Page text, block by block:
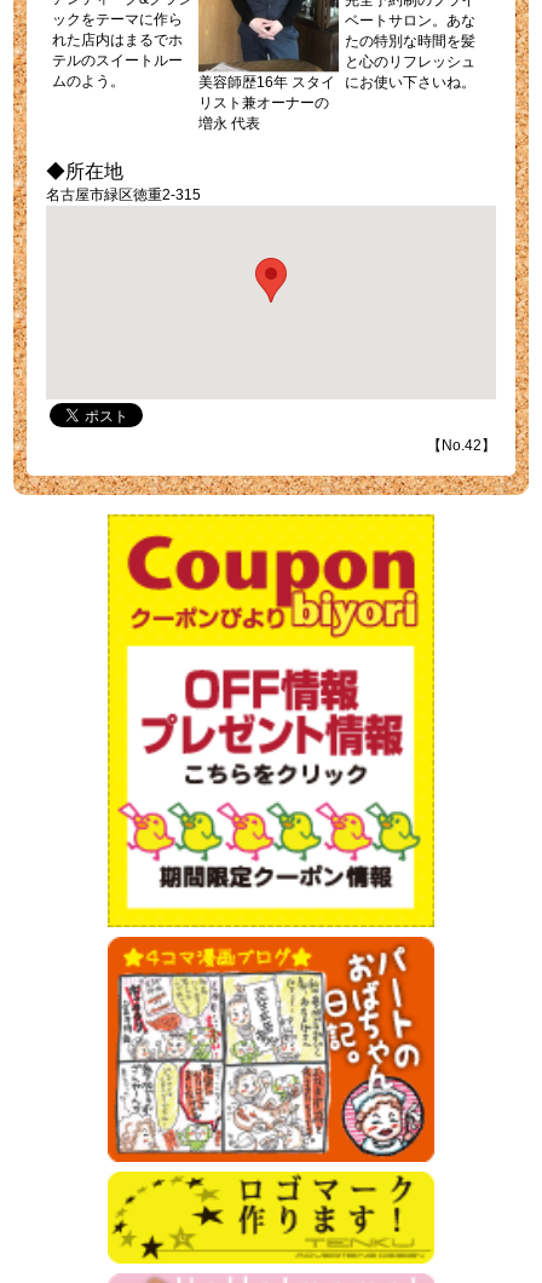
ックをテーマに作ら
れた店内はまるでホ
テルのスイートルー
ムのよう。
美容師歴16年 スタイ
リスト兼オーナーの
増永 代表
ベートサロン。あな
たの特別な時間を髪
と心のリフレッシュ
にお使い下さいね。
◆所在地
名古屋市緑区徳重2-315
【No.42】